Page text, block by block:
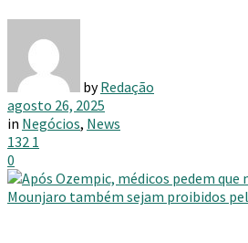
by Redação
agosto 26, 2025
in Negócios, News
132 1
0